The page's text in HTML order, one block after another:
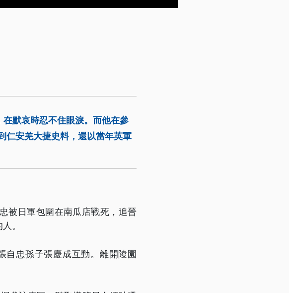
默哀時忍不住眼淚。而他在參
仁安羌大捷史料，還以當年英軍
被日軍包圍在南瓜店戰死，追晉
。
自忠孫子張慶成互動。離開陵園